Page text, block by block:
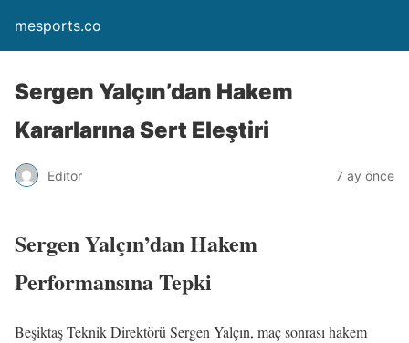
mesports.co
Sergen Yalçın’dan Hakem
Kararlarına Sert Eleştiri
Editor 7 ay önce
Sergen Yalçın’dan Hakem
Performansına Tepki
Beşiktaş Teknik Direktörü Sergen Yalçın, maç sonrası hakem